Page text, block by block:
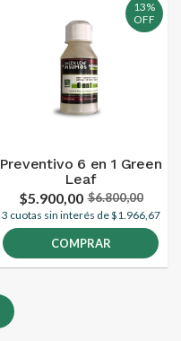
13%
OFF
Preventivo 6 en 1 Green
Leaf
$5.900,00 $6.800,00
3 cuotas sin interés de $1.966,67
COMPRAR